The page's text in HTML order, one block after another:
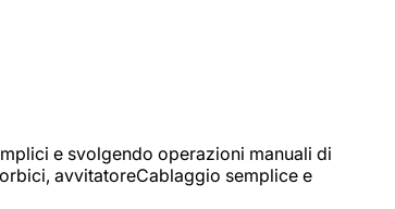
e svolgendo operazioni manuali di
avvitatoreCablaggio semplice e